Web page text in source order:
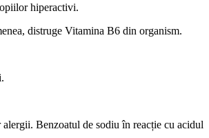
hiperactivi.
distruge Vitamina B6 din organism.
Benzoatul de sodiu în reacție cu acidul